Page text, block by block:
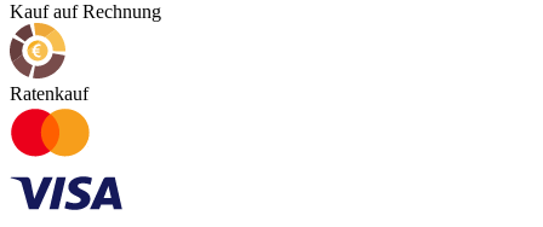
Kauf auf Rechnung
Ratenkauf